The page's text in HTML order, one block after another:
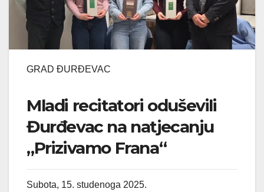
GRAD ĐURĐEVAC
Mladi recitatori oduševili
Đurđevac na natjecanju
„Prizivamo Frana“
Subota, 15. studenoga 2025.